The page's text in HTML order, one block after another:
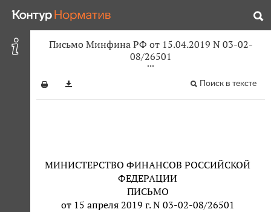
Письмо Минфина РФ от 15.04.2019 N 03-02-
08/26501
Поиск в тексте
МИНИСТЕРСТВО ФИНАНСОВ РОССИЙСКОЙ
ФЕДЕРАЦИИ
ПИСЬМО
от 15 апреля 2019 г. N 03-02-08/26501